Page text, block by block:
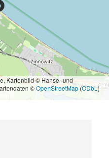
Kartenbild © Hanse- und
©OpenStreetMap (ODbL)